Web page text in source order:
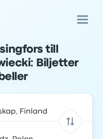
till
Biljetter